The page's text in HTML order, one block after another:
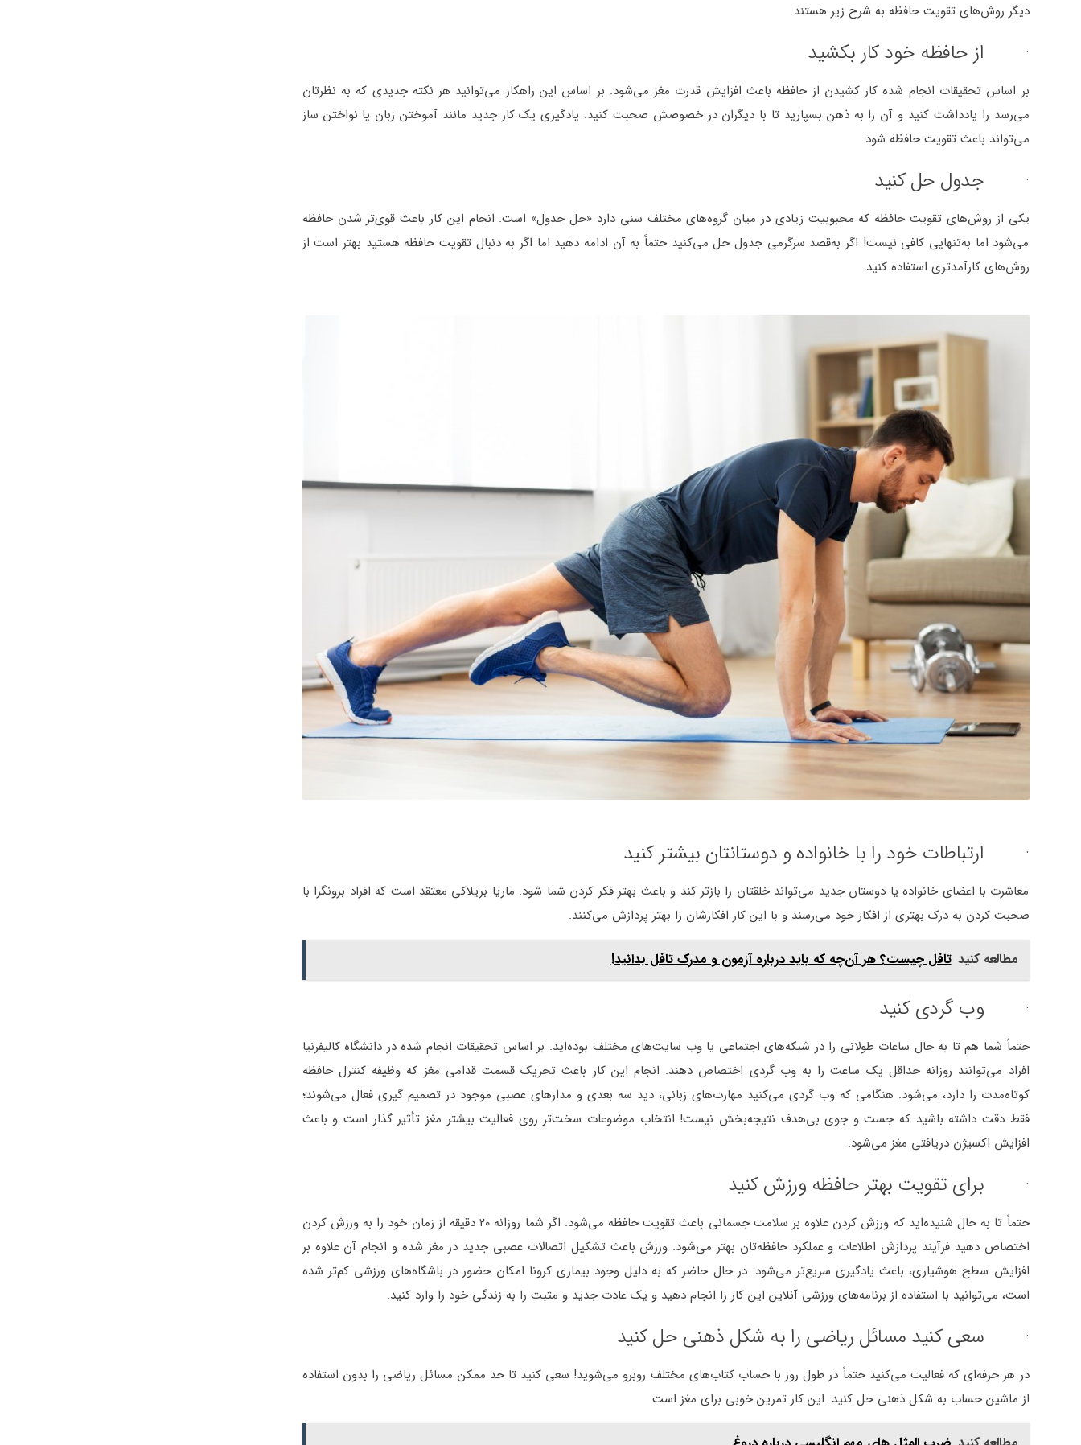
دیگر روش‌های تقویت حافظه به شرح زیر هستند:
· از حافظه خود کار بکشید
بر اساس تحقیقات انجام شده کار کشیدن از حافظه باعث افزایش قدرت مغز می‌شود. بر اساس این راهکار می‌توانید هر نکته جدیدی که به نظرتان
می‌رسد را یادداشت کنید و آن را به ذهن بسپارید تا با دیگران در خصوصش صحبت کنید. یادگیری یک کار جدید مانند آموختن زبان یا نواختن ساز
می‌تواند باعث تقویت حافظه شود.
· جدول حل کنید
یکی از روش‌های تقویت حافظه که محبوبیت زیادی در میان گروه‌های مختلف سنی دارد «حل جدول» است. انجام این کار باعث قوی‌تر شدن حافظه
می‌شود اما به‌تنهایی کافی نیست! اگر به‌قصد سرگرمی جدول حل می‌کنید حتماً به آن ادامه دهید اما اگر به دنبال تقویت حافظه هستید بهتر است از
روش‌های کارآمدتری استفاده کنید.
· ارتباطات خود را با خانواده و دوستانتان بیشتر کنید
معاشرت با اعضای خانواده یا دوستان جدید می‌تواند خلقتان را بازتر کند و باعث بهتر فکر کردن شما شود. ماریا بریلاکی معتقد است که افراد برونگرا با
صحبت کردن به درک بهتری از افکار خود می‌رسند و با این کار افکارشان را بهتر پردازش می‌کنند.
مطالعه کنید تافل چیست؟ هر آن‌چه که باید درباره آزمون و مدرک تافل بدانید!
· وب گردی کنید
حتماً شما هم تا به حال ساعات طولانی را در شبکه‌های اجتماعی یا وب سایت‌های مختلف بوده‌اید. بر اساس تحقیقات انجام شده در دانشگاه کالیفرنیا
افراد می‌توانند روزانه حداقل یک ساعت را به وب گردی اختصاص دهند. انجام این کار باعث تحریک قسمت قدامی مغز که وظیفه کنترل حافظه
کوتاه‌مدت را دارد، می‌شود. هنگامی که وب گردی می‌کنید مهارت‌های زبانی، دید سه بعدی و مدارهای عصبی موجود در تصمیم گیری فعال می‌شوند؛
فقط دقت داشته باشید که جست و جوی بی‌هدف نتیجه‌بخش نیست! انتخاب موضوعات سخت‌تر روی فعالیت بیشتر مغز تأثیر گذار است و باعث
افزایش اکسیژن دریافتی مغز می‌شود.
· برای تقویت بهتر حافظه ورزش کنید
حتماً تا به حال شنیده‌اید که ورزش کردن علاوه بر سلامت جسمانی باعث تقویت حافظه می‌شود. اگر شما روزانه ۲۰ دقیقه از زمان خود را به ورزش کردن
اختصاص دهید فرآیند پردازش اطلاعات و عملکرد حافظه‌تان بهتر می‌شود. ورزش باعث تشکیل اتصالات عصبی جدید در مغز شده و انجام آن علاوه بر
افزایش سطح هوشیاری، باعث یادگیری سریع‌تر می‌شود. در حال حاضر که به دلیل وجود بیماری کرونا امکان حضور در باشگاه‌های ورزشی کم‌تر شده
است، می‌توانید با استفاده از برنامه‌های ورزشی آنلاین این کار را انجام دهید و یک عادت جدید و مثبت را به زندگی خود را وارد کنید.
· سعی کنید مسائل ریاضی را به شکل ذهنی حل کنید
در هر حرفه‌ای که فعالیت می‌کنید حتماً در طول روز با حساب کتاب‌های مختلف روبرو می‌شوید! سعی کنید تا حد ممکن مسائل ریاضی را بدون استفاده
از ماشین حساب به شکل ذهنی حل کنید. این کار تمرین خوبی برای مغز است.